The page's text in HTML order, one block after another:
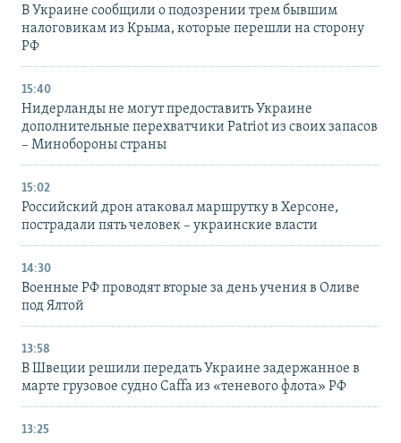
В Украине сообщили о подозрении трем бывшим
налоговикам из Крыма, которые перешли на сторону
РФ
15:40
Нидерланды не могут предоставить Украине
дополнительные перехватчики Patriot из своих запасов
– Минобороны страны
15:02
Российский дрон атаковал маршрутку в Херсоне,
пострадали пять человек – украинские власти
14:30
Военные РФ проводят вторые за день учения в Оливе
под Ялтой
13:58
В Швеции решили передать Украине задержанное в
марте грузовое судно Caffa из «теневого флота» РФ
13:25